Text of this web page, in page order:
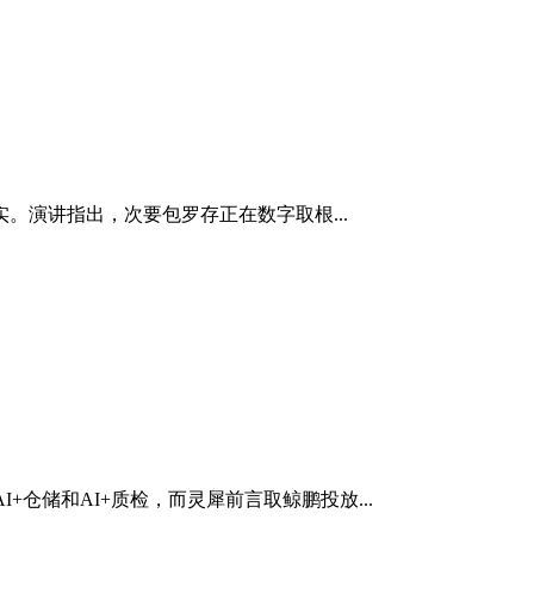
演讲指出，次要包罗存正在数字取根...
仓储和AI+质检，而灵犀前言取鲸鹏投放...